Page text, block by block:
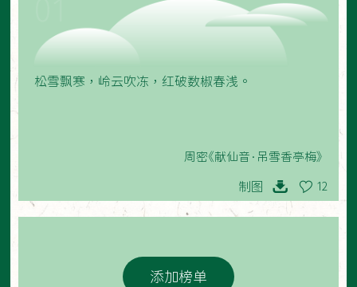
松雪飘寒，岭云吹冻，红破数椒春浅。
周密《献仙音·吊雪香亭梅》
制图 12
添加榜单